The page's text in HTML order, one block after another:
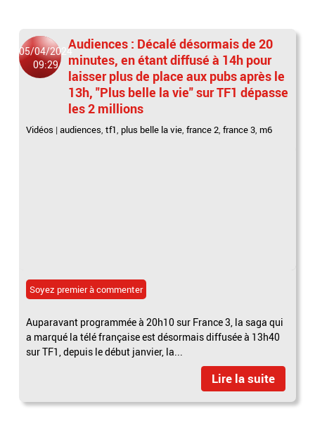
05/04/2024
09:29
Audiences : Décalé désormais de 20
minutes, en étant diffusé à 14h pour
laisser plus de place aux pubs après le
13h, "Plus belle la vie" sur TF1 dépasse
les 2 millions
Vidéos |audiences,tf1, plus belle la vie,france 2,france 3, m6
Soyez premier à commenter
Auparavant programmée à 20h10 sur France 3, la saga qui
a marqué la télé française est désormais diffusée à 13h40
sur TF1, depuis le début janvier, la...
Lire la suite